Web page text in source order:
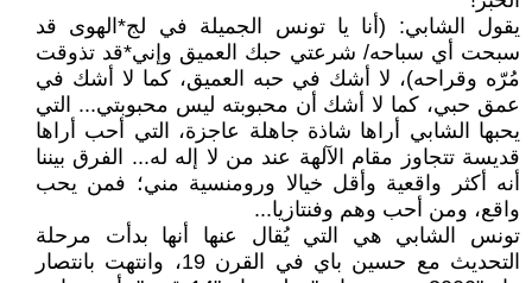
يقول الشابي: (أنا يا تونس الجميلة في لج*الهوى قد
سبحت أي سباحه/ شرعتي حبك العميق وإني*قد تذوقت
مُرّه وقراحه)، لا أشك في حبه العميق، كما لا أشك في
عمق حبي، كما لا أشك أن محبوبته ليس محبوبتي... التي
يحبها الشابي أراها شاذة جاهلة عاجزة، التي أحب أراها
قديسة تتجاوز مقام الآلهة عند من لا إله له... الفرق بيننا
أنه أكثر واقعية وأقل خيالا ورومنسية مني؛ فمن يحب
واقع، ومن أحب وهم وفنتازيا...
تونس الشابي هي التي يُقال عنها أنها بدأت مرحلة
التحديث مع حسين باي في القرن 19، وانتهت بانتصار